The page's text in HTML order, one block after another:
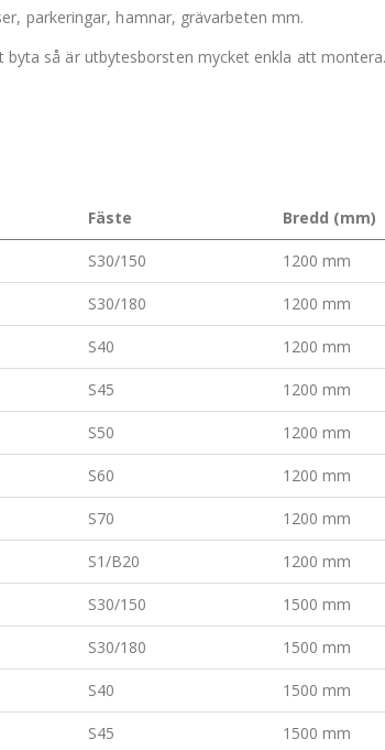
parkeringar, hamnar, grävarbeten mm.
så är utbytesborsten mycket enkla att
Fäste Bredd (mm)
S30/150 1200 mm
S30/180 1200 mm
S40 1200 mm
S45 1200 mm
S50 1200 mm
S60 1200 mm
S70 1200 mm
S1/B20 1200 mm
S30/150 1500 mm
S30/180 1500 mm
S40 1500 mm
S45 1500 mm